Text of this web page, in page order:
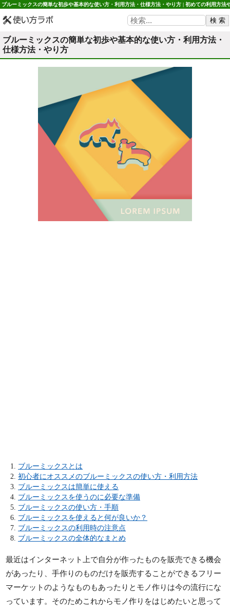
ブルーミックスの簡単な初歩や基本的な使い方・利用方法・仕様方法・やり方 | 初めての利用方法
ブルーミックスの簡単な初歩や基本的な使い方・利用方法・
仕様方法・やり方
ブルーミックスとは
初心者にオススメのブルーミックスの使い方・利用方法
ブルーミックスは簡単に使える
ブルーミックスを使うのに必要な準備
ブルーミックスの使い方・手順
ブルーミックスを使えると何が良いか？
ブルーミックスの利用時の注意点
ブルーミックスの全体的なまとめ
最近はインターネット上で自分が作ったものを販売できる機会
があったり、手作りのものだけを販売することができるフリー
マーケットのようなものもあったりとモノ作りは今の流行にな
っています。そのためこれからモノ作りをはじめたいと思って